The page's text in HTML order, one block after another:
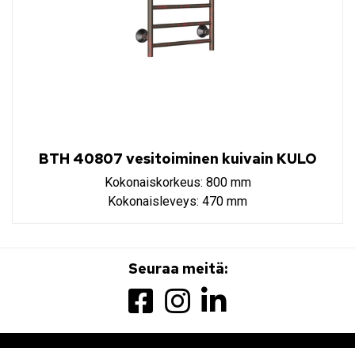
BTH 40807 vesitoiminen kuivain KULO
Kokonaiskorkeus: 800 mm
Kokonaisleveys: 470 mm
Seuraa meitä: